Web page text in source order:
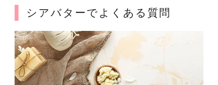
シアバターでよくある質問